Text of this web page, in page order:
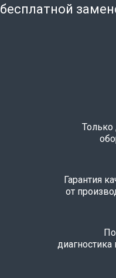
бесплатной
Только
Гарантия
от
диагностика